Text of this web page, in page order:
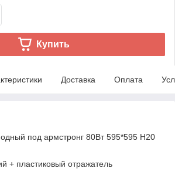
Купить
Доставка Оплата
под армстронг 80Вт 595*595 H20
+ пластиковый отражатель